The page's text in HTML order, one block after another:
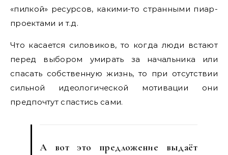
«пилкой» ресурсов, какими-то странными пиар-
проектами и т.д.
Что касается силовиков, то когда люди встают
перед выбором умирать за начальника или
спасать собственную жизнь, то при отсутствии
сильной идеологической мотивации они
предпочтут спастись сами.
А вот это предложение выдаёт